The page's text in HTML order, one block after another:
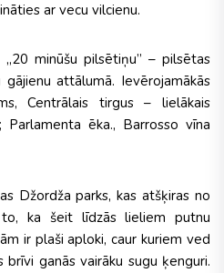
ar vecu vilcienu.
minūšu pilsētiņu” – pilsētas
attālumā. Ievērojamākās
Centrālais tirgus – lielākais
ēka., Barrosso vīna
Džordža parks, kas atšķiras no
to, ka šeit līdzās lieliem putnu
ir plaši aploki, caur kuriem ved
ganās vairāku sugu ķenguri.